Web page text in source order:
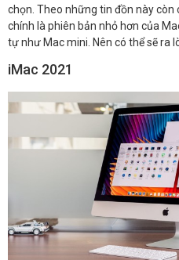
chọn. Theo những tin đồn này còn
chính là phiên bản nhỏ hơn của
tự như Mac mini. Nên có thể sẽ ra
iMac 2021